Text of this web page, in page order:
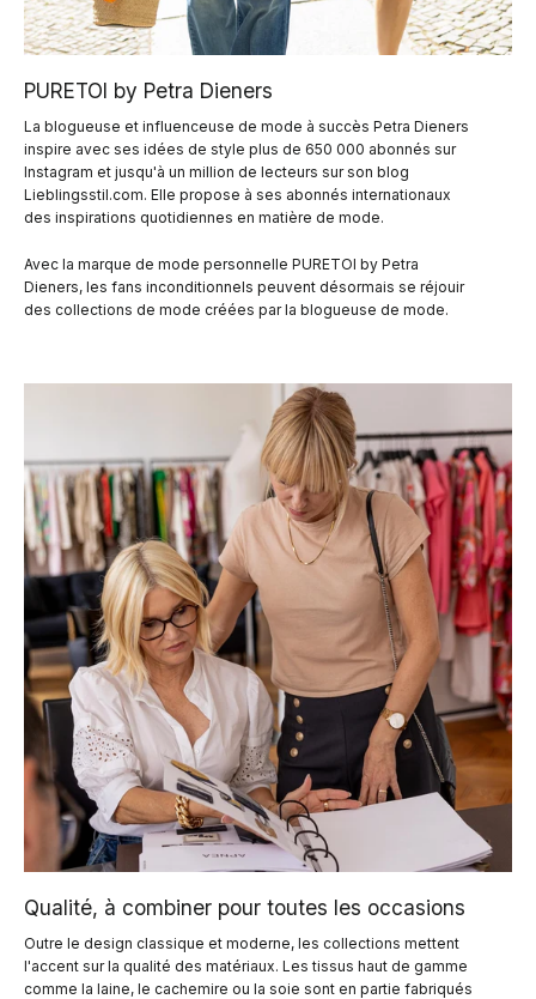
PURETOI by Petra Dieners
La blogueuse et influenceuse de mode à succès Petra Dieners
inspire avec ses idées de style plus de 650 000 abonnés sur
Instagram et jusqu'à un million de lecteurs sur son blog
Lieblingsstil.com. Elle propose à ses abonnés internationaux
des inspirations quotidiennes en matière de mode.
Avec la marque de mode personnelle PURETOI by Petra
Dieners, les fans inconditionnels peuvent désormais se réjouir
des collections de mode créées par la blogueuse de mode.
Qualité, à combiner pour toutes les occasions
Outre le design classique et moderne, les collections mettent
l'accent sur la qualité des matériaux. Les tissus haut de gamme
comme la laine, le cachemire ou la soie sont en partie fabriqués